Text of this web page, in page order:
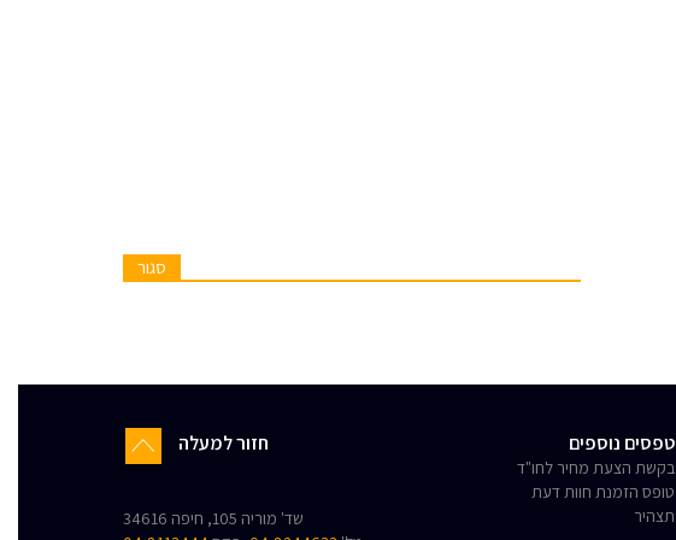
סגור
טפסים נוספים
בקשת הצעת מחיר לחו"ד
טופס הזמנת חוות דעת
תצהיר
חזור למעלה
שד' מוריה 105, חיפה 34616